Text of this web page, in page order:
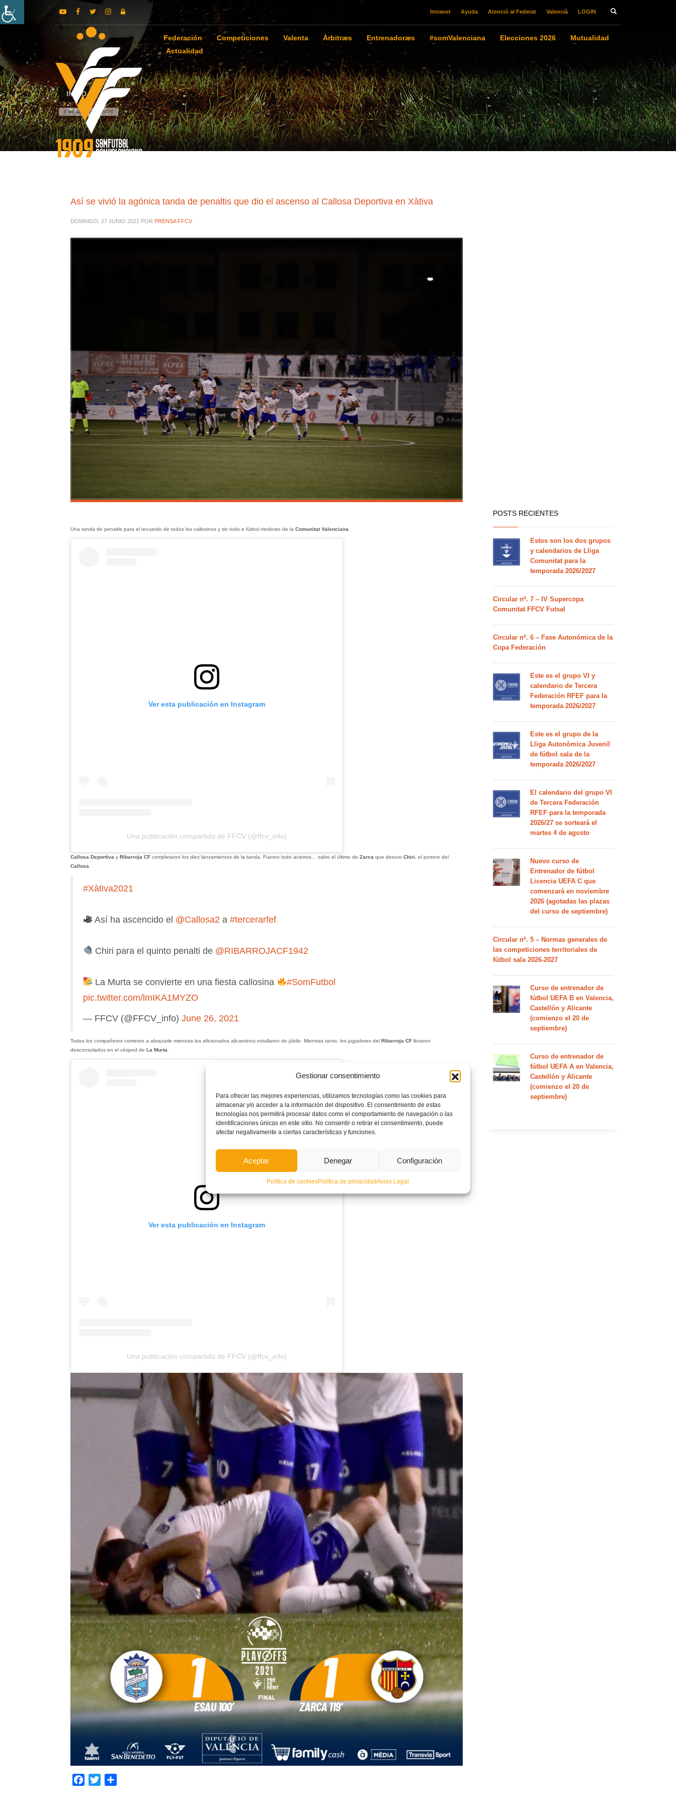
Gestionar consentimiento
Para ofrecer las mejores experiencias, utilizamos tecnologías como las cookies para
almacenar y/o acceder a la información del dispositivo. El consentimiento de estas
tecnologías nos permitirá procesar datos como el comportamiento de navegación o las
identificaciones únicas en este sitio. No consentir o retirar el consentimiento, puede
afectar negativamente a ciertas características y funciones.
Aceptar Denegar Configuración
Política de cookiesPolítica de privacidadAviso Legal
Intranet Ayuda Atenció al Federat Valencià LOGIN
Federación Competiciones Valenta Àrbitræs Entrenadoræs #somValenciana Elecciones 2026
Mutualidad
Actualidad
INICIO
6 de agosto de 2026
Así se vivió la agónica tanda de penaltis que dio el ascenso al Callosa Deportiva en Xàtiva
DOMINGO, 27 JUNIO 2021 POR PRENSA FFCV
Una tanda de penaltis para el recuerdo de todos los callosinos y de todo e fútbol modesto de la Comunitat Valenciana
Ver esta publicación en Instagram
Una publicación compartida de FFCV (@ffcv_info)
Callosa Deportiva y Ribarroja CFcompletaron los diez lanzamientos de la tanda. Fueron todo aciertos… salvo el último de Zarca que detuvo Chiri , el portero del
Callosa
#Xàtiva2021
Así ha ascencido el @Callosa2 a#tercerarfef
Chiri para el quinto penalti de @RIBARROJACF1942
La Murta se convierte en una fiesta callosina
#SomFutbol
pic.twitter.com/lmIKA1MYZO
— FFCV (@FFCV_info) June 26, 2021
Todos los compañeros corrieron a abrazarle mientras los aficionados alicantinos estallaron de júbilo. Mientras tanto, los jugadores del Ribarroja CFlloraron
desconsolados en el césped de La Murta
Ver esta publicación en Instagram
Una publicación compartida de FFCV (@ffcv_info)
Facebook
Twitter
POSTS RECIENTES
Estos son los dos grupos
y calendarios de Lliga
Comunitat para la
temporada 2026/2027
Circular nº. 7 – IV Supercopa
Comunitat FFCV Futsal
Circular nº. 6 – Fase Autonómica de la
Copa Federación
Este es el grupo VI y
calendario de Tercera
Federación RFEF para la
temporada 2026/2027
Este es el grupo de la
Lliga Autonòmica Juvenil
de fútbol sala de la
temporada 2026/2027
El calendario del grupo VI
de Tercera Federación
RFEF para la temporada
2026/27 se sorteará el
martes 4 de agosto
Nuevo curso de
Entrenador de fútbol
Licencia UEFA C que
comenzará en noviembre
2026 (agotadas las plazas
del curso de septiembre)
Circular nº. 5 – Normas generales de
las competiciones territoriales de
fútbol sala 2026-2027
Curso de entrenador de
fútbol UEFA B en Valencia,
Castellón y Alicante
(comienzo el 20 de
septiembre)
Curso de entrenador de
fútbol UEFA A en Valencia,
Castellón y Alicante
(comienzo el 20 de
septiembre)